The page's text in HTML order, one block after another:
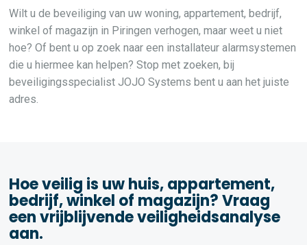
Wilt u de beveiliging van uw woning, appartement, bedrijf,
winkel of magazijn in Piringen verhogen, maar weet u niet
hoe? Of bent u op zoek naar een installateur alarmsystemen
die u hiermee kan helpen? Stop met zoeken, bij
beveiligingsspecialist JOJO Systems bent u aan het juiste
adres.
Hoe veilig is uw huis, appartement,
bedrijf, winkel of magazijn? Vraag
een vrijblijvende veiligheidsanalyse
aan.